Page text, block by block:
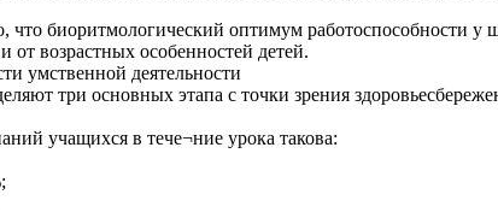
что биоритмологический оптимум работоспособности
от возрастных особенностей детей.
умственной деятельности
три основных этапа с точки зрения
учащихся в тече¬ние урока такова: